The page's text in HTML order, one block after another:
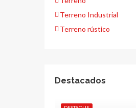
Terreno Industrial
Terreno rústico
Destacados